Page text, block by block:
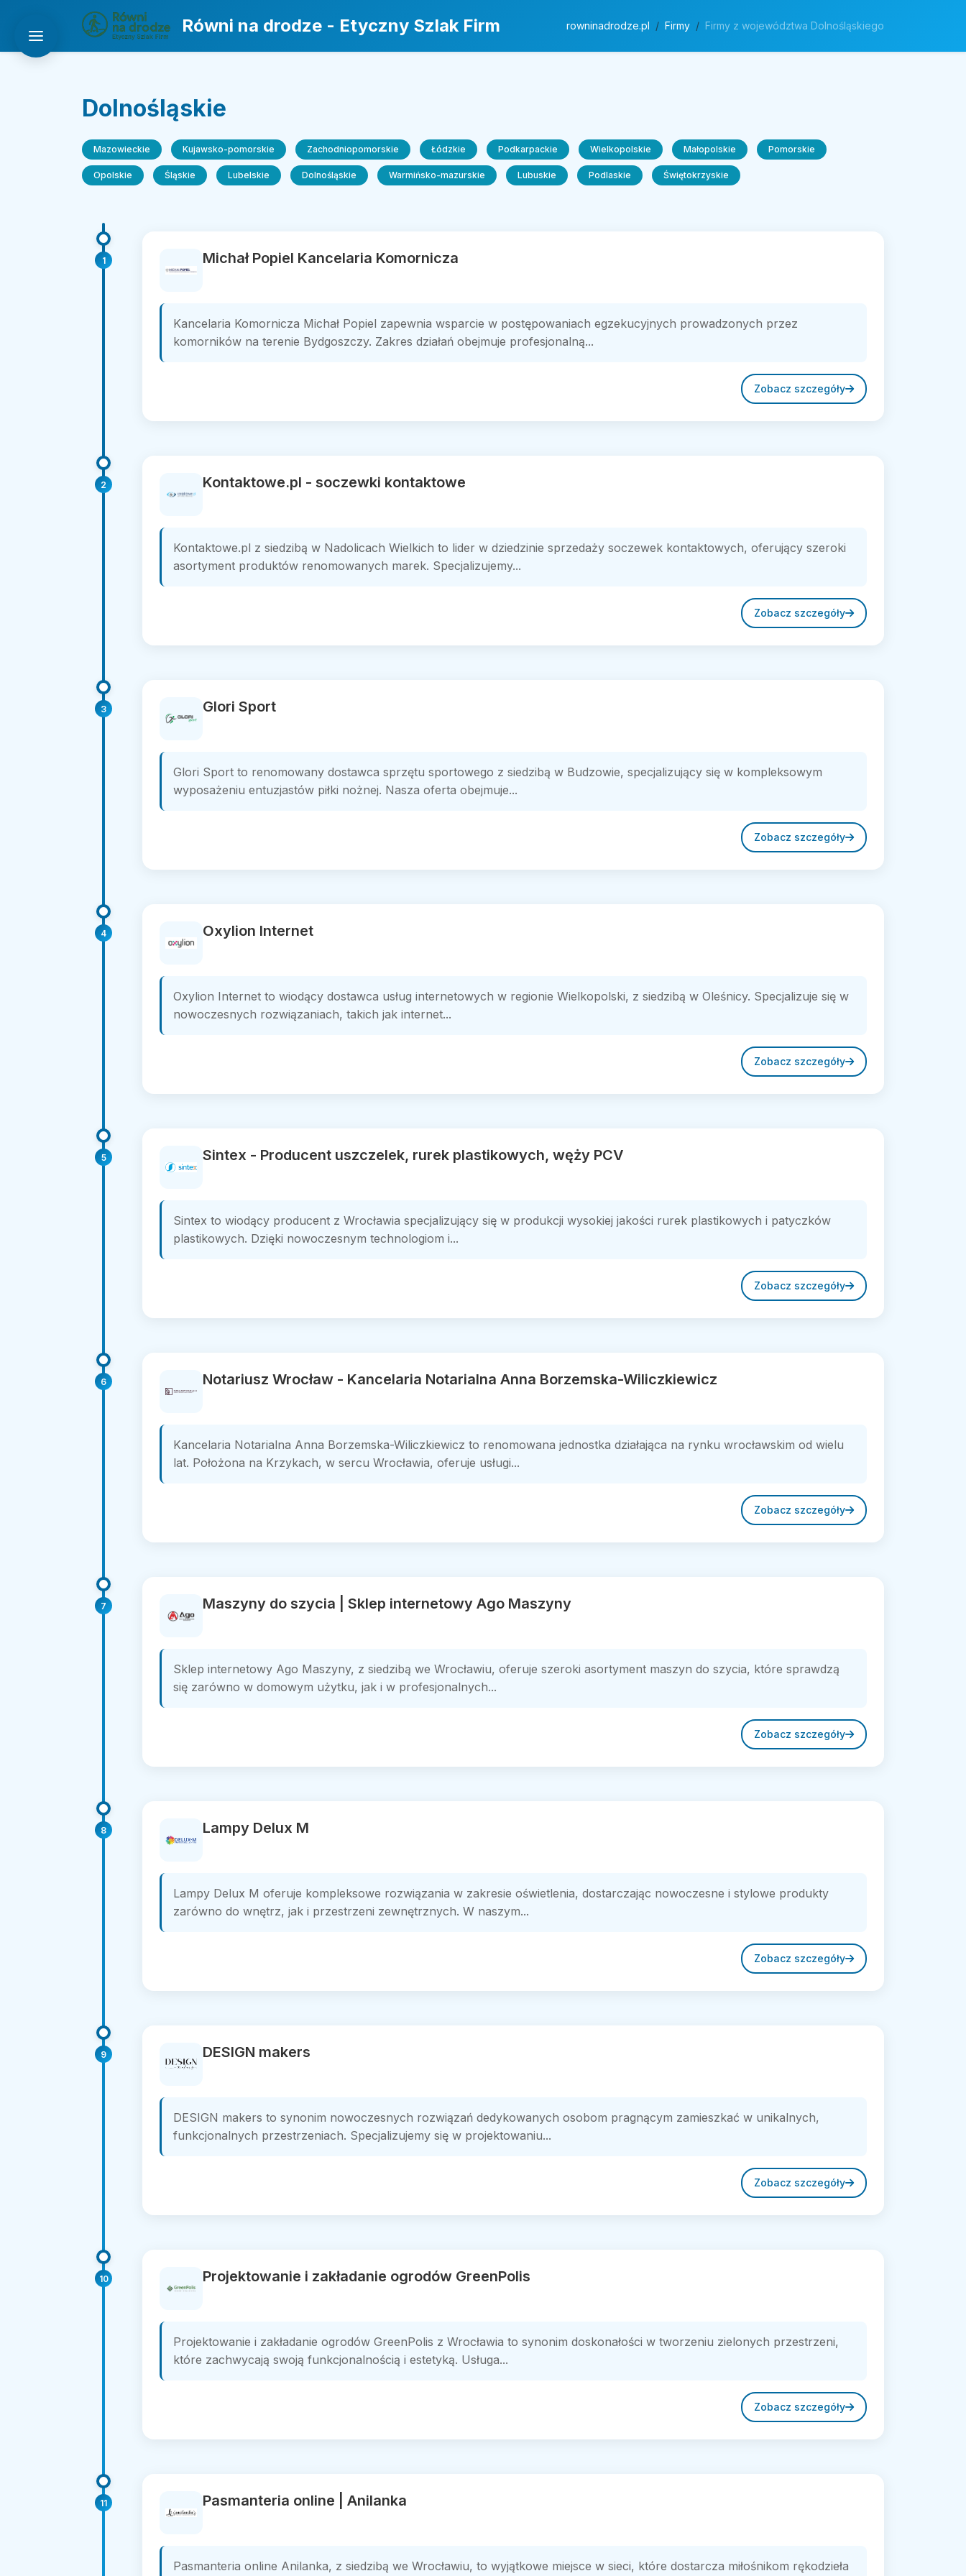
Równi na drodze - Etyczny Szlak Firm rowninadrodze.pl Firmy Firmy z województwa Dolnośląskiego
Dolnośląskie
Mazowieckie Kujawsko-pomorskie Zachodniopomorskie Łódzkie Podkarpackie Wielkopolskie Małopolskie Pomorskie
Opolskie Śląskie Lubelskie Dolnośląskie Warmińsko-mazurskie Lubuskie Podlaskie Świętokrzyskie
1 Michał Popiel Kancelaria Komornicza
Kancelaria Komornicza Michał Popiel zapewnia wsparcie w postępowaniach egzekucyjnych prowadzonych przez
komorników na terenie Bydgoszczy. Zakres działań obejmuje profesjonalną...
Zobacz szczegóły
2 Kontaktowe.pl - soczewki kontaktowe
Kontaktowe.pl z siedzibą w Nadolicach Wielkich to lider w dziedzinie sprzedaży soczewek kontaktowych, oferujący szeroki
asortyment produktów renomowanych marek. Specjalizujemy...
Zobacz szczegóły
3 Glori Sport
Glori Sport to renomowany dostawca sprzętu sportowego z siedzibą w Budzowie, specjalizujący się w kompleksowym
wyposażeniu entuzjastów piłki nożnej. Nasza oferta obejmuje...
Zobacz szczegóły
4 Oxylion Internet
Oxylion Internet to wiodący dostawca usług internetowych w regionie Wielkopolski, z siedzibą w Oleśnicy. Specjalizuje się w
nowoczesnych rozwiązaniach, takich jak internet...
Zobacz szczegóły
5 Sintex - Producent uszczelek, rurek plastikowych, węży PCV
Sintex to wiodący producent z Wrocławia specjalizujący się w produkcji wysokiej jakości rurek plastikowych i patyczków
plastikowych. Dzięki nowoczesnym technologiom i...
Zobacz szczegóły
6 Notariusz Wrocław - Kancelaria Notarialna Anna Borzemska-Wiliczkiewicz
Kancelaria Notarialna Anna Borzemska-Wiliczkiewicz to renomowana jednostka działająca na rynku wrocławskim od wielu
lat. Położona na Krzykach, w sercu Wrocławia, oferuje usługi...
Zobacz szczegóły
7 Maszyny do szycia | Sklep internetowy Ago Maszyny
Sklep internetowy Ago Maszyny, z siedzibą we Wrocławiu, oferuje szeroki asortyment maszyn do szycia, które sprawdzą
się zarówno w domowym użytku, jak i w profesjonalnych...
Zobacz szczegóły
8 Lampy Delux M
Lampy Delux M oferuje kompleksowe rozwiązania w zakresie oświetlenia, dostarczając nowoczesne i stylowe produkty
zarówno do wnętrz, jak i przestrzeni zewnętrznych. W naszym...
Zobacz szczegóły
9 DESIGN makers
DESIGN makers to synonim nowoczesnych rozwiązań dedykowanych osobom pragnącym zamieszkać w unikalnych,
funkcjonalnych przestrzeniach. Specjalizujemy się w projektowaniu...
Zobacz szczegóły
10 Projektowanie i zakładanie ogrodów GreenPolis
Projektowanie i zakładanie ogrodów GreenPolis z Wrocławia to synonim doskonałości w tworzeniu zielonych przestrzeni,
które zachwycają swoją funkcjonalnością i estetyką. Usługa...
Zobacz szczegóły
11 Pasmanteria online | Anilanka
Pasmanteria online Anilanka, z siedzibą we Wrocławiu, to wyjątkowe miejsce w sieci, które dostarcza miłośnikom rękodzieła